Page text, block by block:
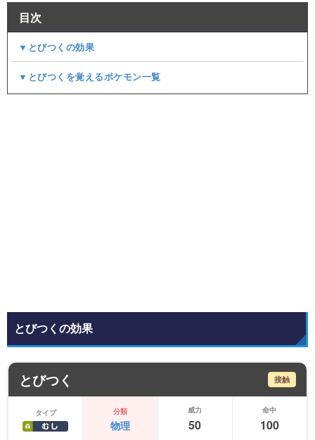
目次
▼とびつくの効果
▼とびつくを覚えるポケモン一覧
とびつくの効果
とびつく 接触
タイプ 分類
物理
威力
50
命中
100